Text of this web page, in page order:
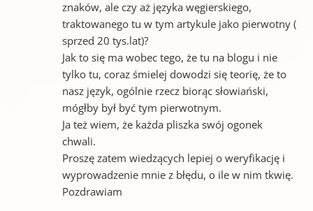
znaków, ale czy aż języka węgierskiego,
traktowanego tu w tym artykule jako pierwotny (
sprzed 20 tys.lat)?
Jak to się ma wobec tego, że tu na blogu i nie
tylko tu, coraz śmielej dowodzi się teorię, że to
nasz język, ogólnie rzecz biorąc słowiański,
mógłby był być tym pierwotnym.
Ja też wiem, że każda pliszka swój ogonek
chwali.
Proszę zatem wiedzących lepiej o weryfikację i
wyprowadzenie mnie z błędu, o ile w nim tkwię.
Pozdrawiam